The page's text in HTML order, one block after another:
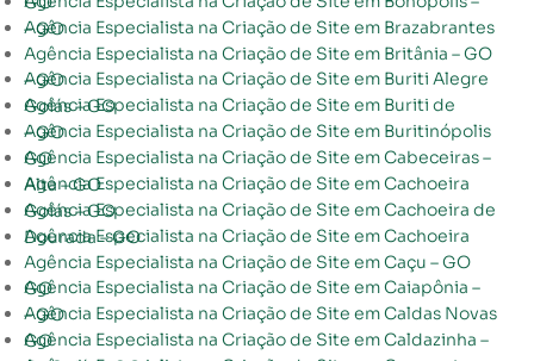
Agência Especialista na Criação de Site em Brazabrantes – GO
Agência Especialista na Criação de Site em Britânia – GO
Agência Especialista na Criação de Site em Buriti Alegre – GO
Agência Especialista na Criação de Site em Buriti de Goiás – GO
Agência Especialista na Criação de Site em Buritinópolis – GO
Agência Especialista na Criação de Site em Cabeceiras – GO
Agência Especialista na Criação de Site em Cachoeira Alta – GO
Agência Especialista na Criação de Site em Cachoeira de Goiás – GO
Agência Especialista na Criação de Site em Cachoeira Dourada – GO
Agência Especialista na Criação de Site em Caçu – GO
Agência Especialista na Criação de Site em Caiapônia – GO
Agência Especialista na Criação de Site em Caldas Novas – GO
Agência Especialista na Criação de Site em Caldazinha – GO